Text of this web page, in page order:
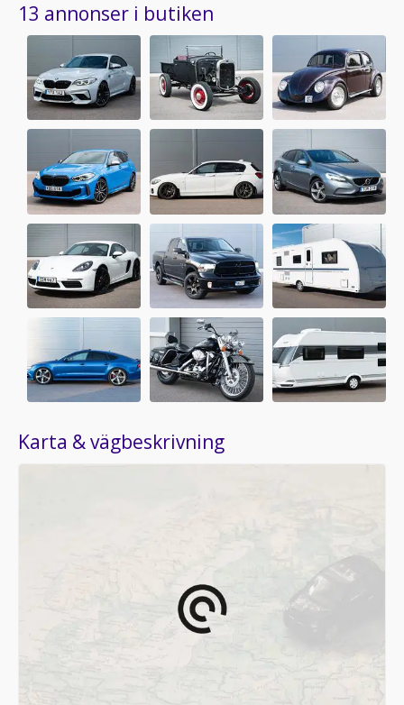
13 annonser i butiken
Karta & vägbeskrivning